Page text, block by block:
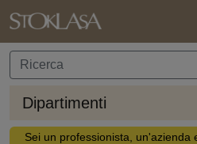
Dipartimenti
Sei un professionista, un'azienda